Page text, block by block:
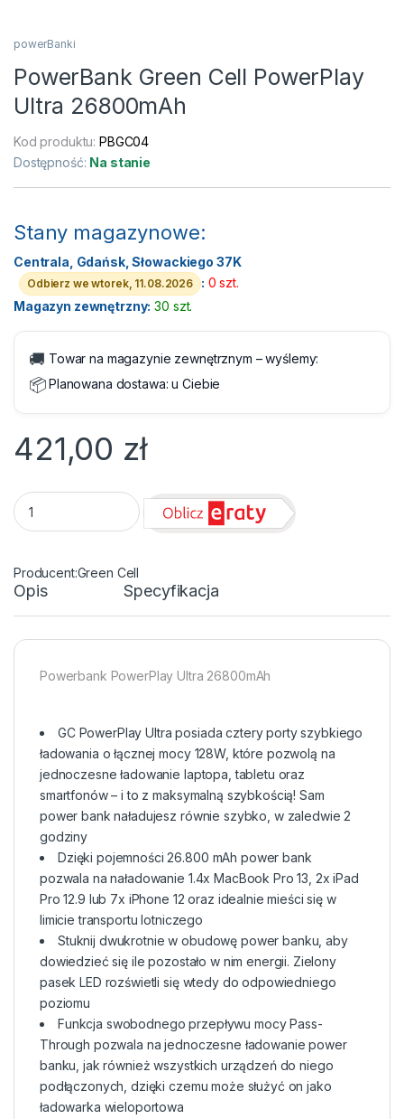
powerBanki
PowerBank Green Cell PowerPlay
Ultra 26800mAh
Kod produktu:PBGC04
Dostępność: Na stanie
Stany magazynowe:
Centrala, Gdańsk, Słowackiego 37K
Odbierz we wtorek, 11.08.2026 : 0 szt.
Magazyn zewnętrzny: 30 szt.
🚚 Towar na magazynie zewnętrznym – wyślemy:
📦Planowana dostawa:u Ciebie
421,00 zł
PowerBank Green Cell PowerPlay Ultra 26800mAh quantity
Green Cell
Opis Specyfikacja
Powerbank PowerPlay Ultra 26800mAh
GC PowerPlay Ultra posiada cztery porty szybkiego
ładowania o łącznej mocy 128W, które pozwolą na
jednoczesne ładowanie laptopa, tabletu oraz
smartfonów – i to z maksymalną szybkością! Sam
power bank naładujesz równie szybko, w zaledwie 2
godziny
Dzięki pojemności 26.800 mAh power bank
pozwala na naładowanie 1.4x MacBook Pro 13, 2x iPad
Pro 12.9 lub 7x iPhone 12 oraz idealnie mieści się w
limicie transportu lotniczego
Stuknij dwukrotnie w obudowę power banku, aby
dowiedzieć się ile pozostało w nim energii. Zielony
pasek LED rozświetli się wtedy do odpowiedniego
poziomu
Funkcja swobodnego przepływu mocy Pass-
Through pozwala na jednoczesne ładowanie power
banku, jak również wszystkich urządzeń do niego
podłączonych, dzięki czemu może służyć on jako
ładowarka wieloportowa